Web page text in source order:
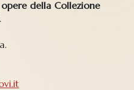
della Collezione